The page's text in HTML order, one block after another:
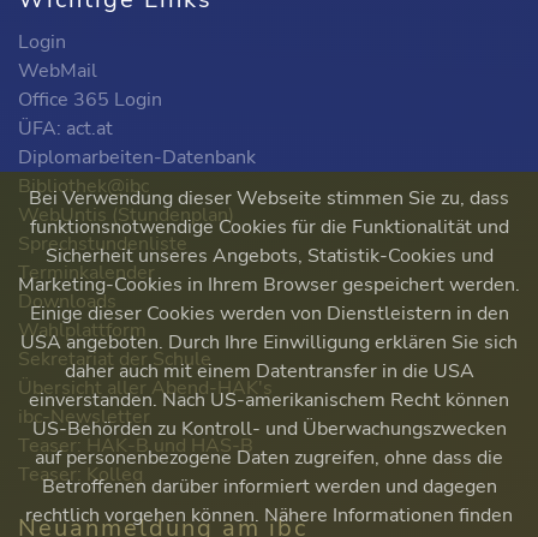
Login
WebMail
Office 365 Login
ÜFA: act.at
Diplomarbeiten-Datenbank
Bibliothek@ibc
WebUntis (Stundenplan)
Sprechstundenliste
Terminkalender
Downloads
Wahlplattform
Sekretariat der Schule
Übersicht aller Abend-HAK's
ibc-Newsletter
Teaser: HAK-B und HAS-B
Teaser: Kolleg
Neuanmeldung am ibc
Bei Verwendung dieser Webseite stimmen Sie zu, dass
funktionsnotwendige Cookies für die Funktionalität und
Sicherheit unseres Angebots, Statistik-Cookies und
Marketing-Cookies in Ihrem Browser gespeichert werden.
Einige dieser Cookies werden von Dienstleistern in den
USA angeboten. Durch Ihre Einwilligung erklären Sie sich
daher auch mit einem Datentransfer in die USA
einverstanden. Nach US-amerikanischem Recht können
US-Behörden zu Kontroll- und Überwachungszwecken
auf personenbezogene Daten zugreifen, ohne dass die
Betroffenen darüber informiert werden und dagegen
rechtlich vorgehen können. Nähere Informationen finden